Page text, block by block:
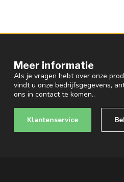
Meer informatie
Als je vragen hebt over onze
vindt u onze bedrijfsgegevens,
ons in contact te komen..
Klantenservice